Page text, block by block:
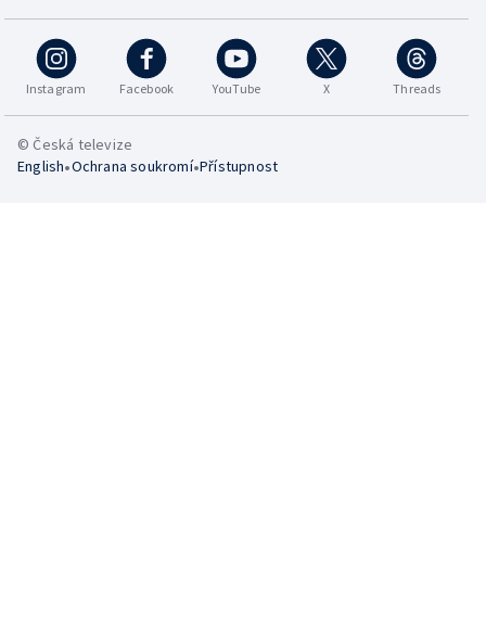
Instagram Facebook YouTube X Threads
© Česká televize
English•Ochrana soukromí•Přístupnost